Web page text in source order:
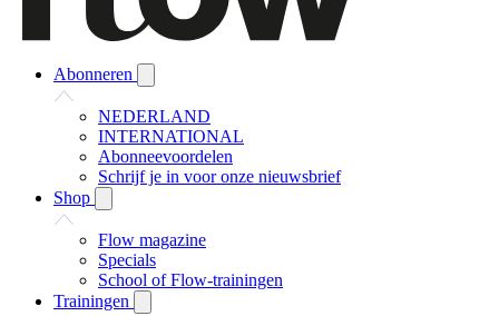
Abonneren
NEDERLAND
INTERNATIONAL
Abonneevoordelen
Schrijf je in voor onze nieuwsbrief
Shop
Flow magazine
Specials
School of Flow-trainingen
Trainingen